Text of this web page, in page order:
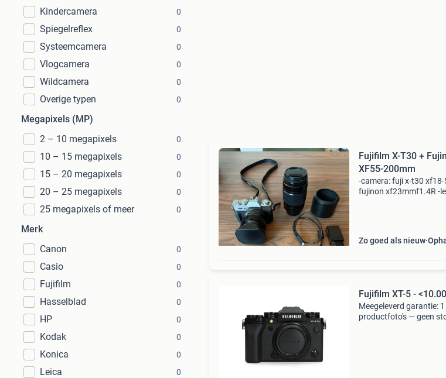
Kindercamera 0
Spiegelreflex 0
Systeemcamera 0
Vlogcamera 0
Wildcamera 0
Overige typen 0
Megapixels (MP)
2 – 10 megapixels
0
10 – 15 megapixels 0
15 – 20 megapixels 0
20 – 25 megapixels 0
25 megapixels of meer 0
Merk
Canon
0
Casio 0
Fujifilm 0
Hasselblad 0
HP 0
Kodak 0
Konica 0
Leica 0
Fujifilm X-T30 +
XF55-200mm
-camera: fuji x-t30
fujinon xf23mmf1.4R -
Zo goed als nieuw
Fujifilm XT-5 -
Meegeleverd garantie:
productfoto's — geen